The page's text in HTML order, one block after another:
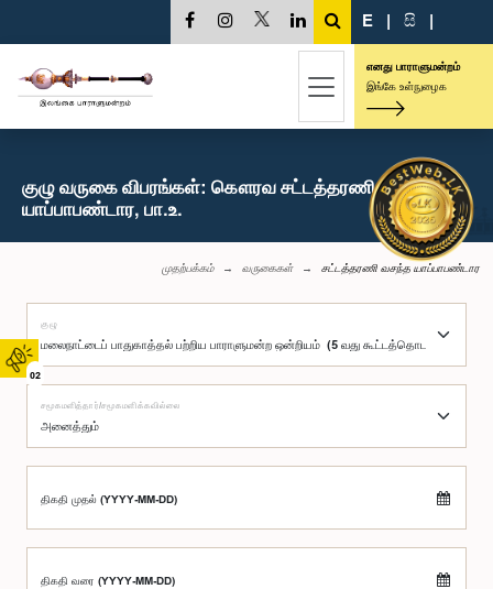
02
E | සි |
எனது பாராளுமன்றம்
இங்கே உள்நுழைக
குழு வருகை விபரங்கள்: கௌரவ சட்டத்தரணி வசந்த
யாப்பாபண்டார, பா.உ.
முதற்பக்கம் வருகைகள் சட்டத்தரணி வசந்த யாப்பாபண்டார
குழு
சமூகமளித்தார்/சமூகமளிக்கவில்லை
திகதி முதல் (YYYY-MM-DD)
திகதி வரை (YYYY-MM-DD)